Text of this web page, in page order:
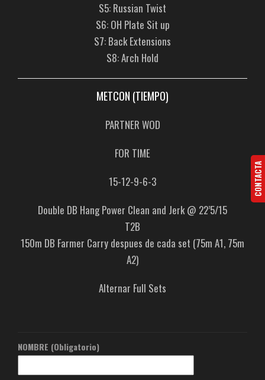
S5: Russian Twist
S6: OH Plate Sit up
S7: Back Extensions
S8: Arch Hold
METCON (TIEMPO)
PARTNER WOD
FOR TIME
15-12-9-6-3
Double DB Hang Power Clean and Jerk @ 22’5/15
T2B
150m DB Farmer Carry despues de cada set (75m A1, 75m
A2)
Alternar Full Sets
NOMBRE (Obligatorio)
CONTACTA